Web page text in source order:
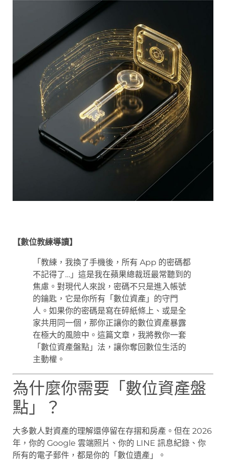
【數位教練導讀】
「教練，我換了手機後，所有 App 的密碼都
不記得了…」這是我在蘋果總裁班最常聽到的
焦慮。對現代人來說，密碼不只是進入帳號
的鑰匙，它是你所有「數位資產」的守門
人。如果你的密碼是寫在碎紙條上、或是全
家共用同一個，那你正讓你的數位資產暴露
在極大的風險中。這篇文章，我將教你一套
「數位資產盤點」法，讓你奪回數位生活的
主動權。
為什麼你需要「數位資產盤
點」？
大多數人對資產的理解還停留在存摺和房產。但在 2026
年，你的 Google 雲端照片、你的 LINE 訊息紀錄、你
所有的電子郵件，都是你的「數位遺產」。